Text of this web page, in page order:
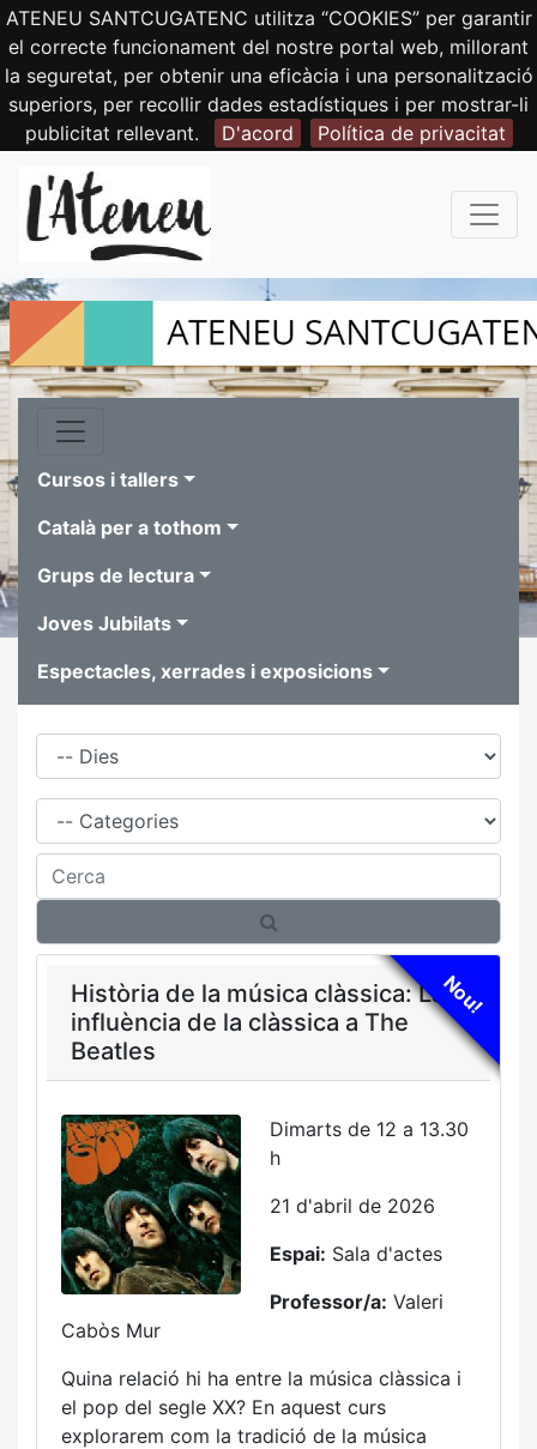
ATENEU SANTCUGATENC utilitza “COOKIES” per garantir
el correcte funcionament del nostre portal web, millorant
la seguretat, per obtenir una eficàcia i una personalització
superiors, per recollir dades estadístiques i per mostrar-li
publicitat rellevant.
D'acord Política de privacitat
Cursos i tallers
Català per a tothom
Grups de lectura
Joves Jubilats
Espectacles, xerrades i exposicions
Dies
Família
Cerca
Nou!
Història de la música clàssica: La
influència de la clàssica a The
Beatles
Dimarts de 12 a 13.30
h
21 d'abril de 2026
Espai: Sala d'actes
Professor/a: Valeri
Cabòs Mur
Quina relació hi ha entre la música clàssica i
el pop del segle XX? En aquest curs
explorarem com la tradició de la música